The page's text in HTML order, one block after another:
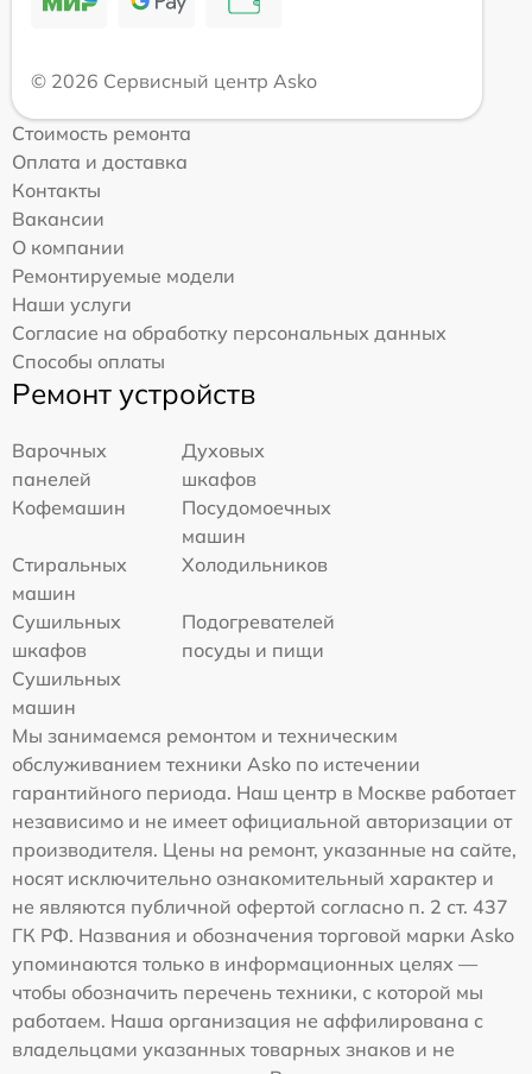
© 2026 Сервисный центр Asko
Стоимость ремонта
Оплата и доставка
Контакты
Вакансии
О компании
Ремонтируемые модели
Наши услуги
Согласие на обработку персональных данных
Способы оплаты
Ремонт устройств
Варочных
панелей
Духовых
шкафов
Кофемашин
Посудомоечных
машин
Стиральных
машин
Холодильников
Сушильных
шкафов
Подогревателей
посуды и пищи
Сушильных
машин
Мы занимаемся ремонтом и техническим
обслуживанием техники Asko по истечении
гарантийного периода. Наш центр в Москве работает
независимо и не имеет официальной авторизации от
производителя. Цены на ремонт, указанные на сайте,
носят исключительно ознакомительный характер и
не являются публичной офертой согласно п. 2 ст. 437
ГК РФ. Названия и обозначения торговой марки Asko
упоминаются только в информационных целях —
чтобы обозначить перечень техники, с которой мы
работаем. Наша организация не аффилирована с
владельцами указанных товарных знаков и не